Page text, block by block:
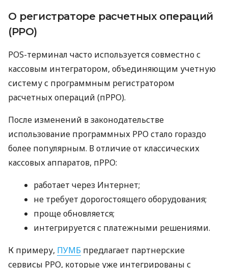
О регистраторе расчетных операций
(РРО)
POS-терминал часто используется совместно с
кассовым интегратором, объединяющим учетную
систему с программным регистратором
расчетных операций (пРРО).
После изменений в законодательстве
использование программных РРО стало гораздо
более популярным. В отличие от классических
кассовых аппаратов, пРРО:
работает через Интернет;
не требует дорогостоящего оборудования;
проще обновляется;
интегрируется с платежными решениями.
К примеру, ПУМБ предлагает партнерские
сервисы РРО, которые уже интегрированы с